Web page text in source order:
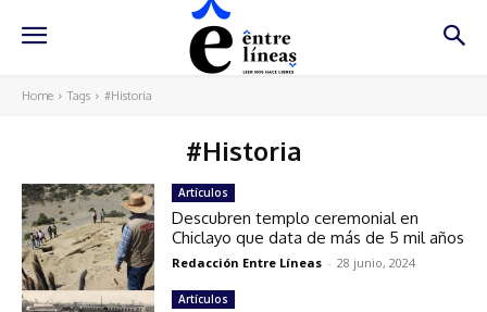
Home Tags #Historia
#Historia
Artículos
Descubren templo ceremonial en
Chiclayo que data de más de 5 mil años
Redacción Entre Líneas - 28 junio, 2024
Artículos